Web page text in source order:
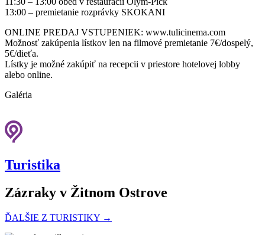
13:00 – premietanie rozprávky SKOKANI
ONLINE PREDAJ VSTUPENIEK: www.tulicinema.com
Možnosť zakúpenia lístkov len na filmové premietanie 7€/dospelý,
5€/dieťa.
Lístky je možné zakúpiť na recepcii v priestore hotelovej lobby
alebo online.
Galéria
Turistika
Zázraky v Žitnom Ostrove
ĎALŠIE Z TURISTIKY →